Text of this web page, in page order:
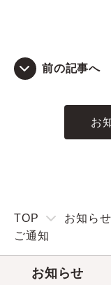
前の記事へ
お
TOP お知らせ
ご通知
お知らせ